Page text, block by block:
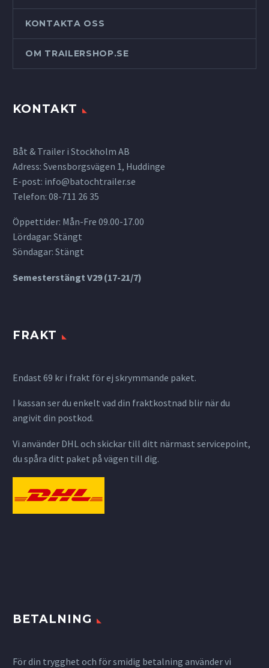
KONTAKTA OSS
OM TRAILERSHOP.SE
KONTAKT
Båt & Trailer i Stockholm AB
Adress: Svensborgsvägen 1, Huddinge
E-post: info@batochtrailer.se
Telefon: 08-711 26 35
Öppettider: Mån-Fre 09.00-17.00
Lördagar: Stängt
Söndagar: Stängt
Semesterstängt V29 (17-21/7)
FRAKT
Endast 69 kr i frakt för ej skrymmande paket.
I kassan ser du enkelt vad din fraktkostnad blir när du
angivit din postkod.
Vi använder DHL och skickar till ditt närmast servicepoint,
du spåra ditt paket på vägen till dig.
BETALNING
För din trygghet och för smidig betalning använder vi